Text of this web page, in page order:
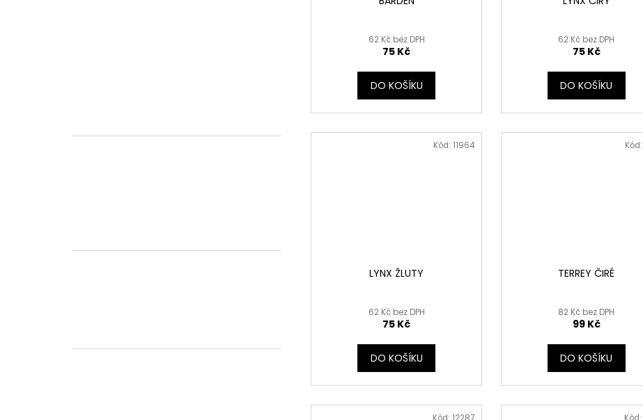
62 Kč bez DPH
75 Kč
DO KOŠÍKU
62 Kč bez DPH
75 Kč
DO KOŠÍKU
LYNX ŽLUTY
62 Kč bez DPH
75 Kč
DO KOŠÍKU
Kód:11964
TERREY ČIRÉ
82 Kč bez DPH
99 Kč
DO KOŠÍKU
Kód: